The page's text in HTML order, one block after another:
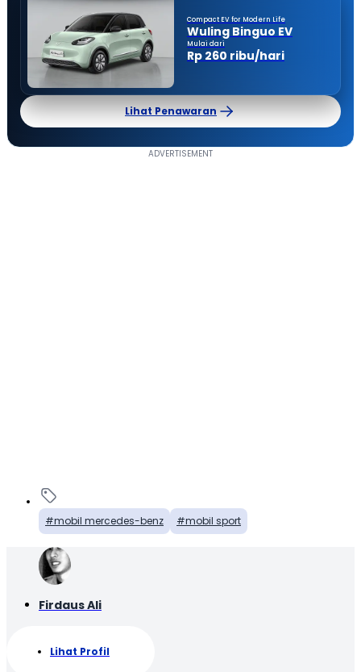
Compact EV for Modern Life
Wuling Binguo EV
Mulai dari
Rp 260 ribu/hari
Lihat Penawaran
mobil mercedes-benz mobil sport
Firdaus Ali
Lihat Profil